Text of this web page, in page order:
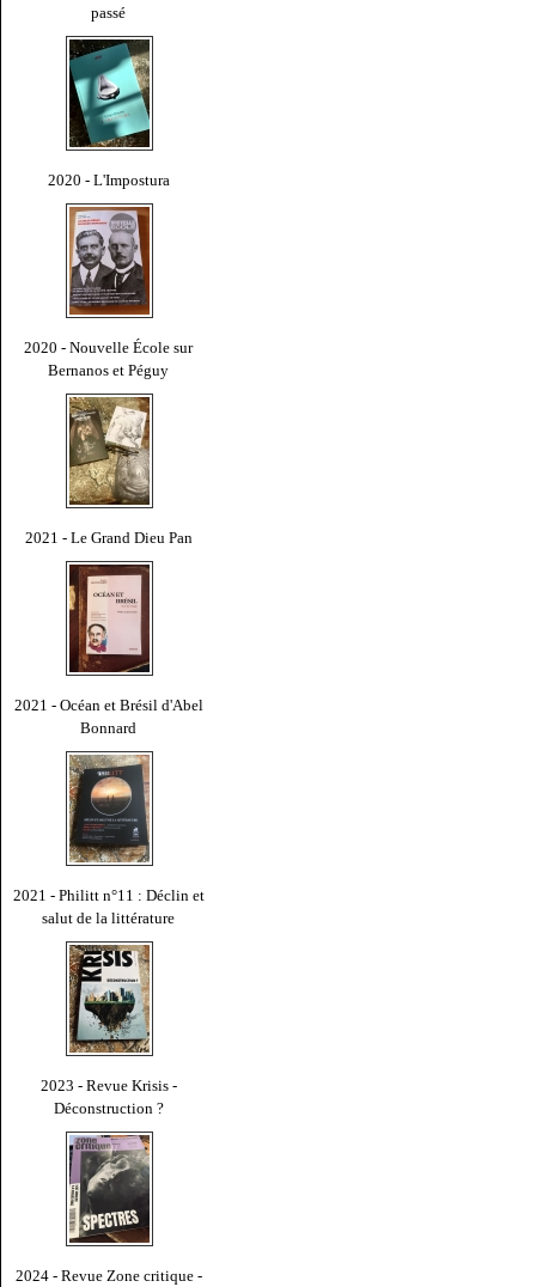
passé
2020 - L'Impostura
2020 - Nouvelle École sur
Bernanos et Péguy
2021 - Le Grand Dieu Pan
2021 - Océan et Brésil d'Abel
Bonnard
2021 - Philitt n°11 : Déclin et
salut de la littérature
2023 - Revue Krisis -
Déconstruction ?
2024 - Revue Zone critique -